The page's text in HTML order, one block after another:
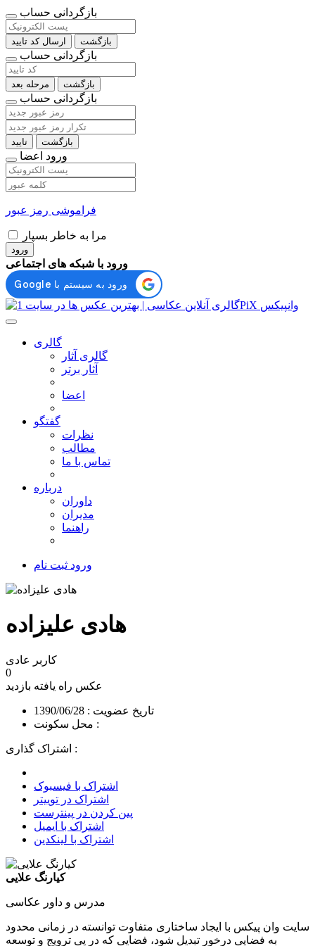
بازگردانی حساب
ارسال کد تایید بازگشت
بازگردانی حساب
مرحله بعد بازگشت
بازگردانی حساب
تایید بازگشت
ورود اعضا
فراموشی رمز عبور
مرا به خاطر بسپار
ورود
ورود با شبکه های اجتماعی
گالری
گالری آثار
آثار برتر
اعضا
گفتگو
نظرات
مطالب
تماس با ما
درباره
داوران
مدیران
راهنما
ورود ثبت نام
هادی علیزاده
کاربر عادی
0
عکس راه یافته بازدید
تاریخ عضویت : 1390/06/28
محل سکونت :
اشتراک گذاری :
اشتراک با فیسبوک
اشتراک در توییتر
پین کردن در پینترست
اشتراک با ایمیل
اشتراک با لینکدین
کیارنگ علایی
مدرس و داور عکاسی
سایت وان پیکس با ایجاد ساختاری متفاوت توانسته در زمانی محدود
به فضایی درخور تبدیل شود، فضایی که در پی ترویج و توسعه